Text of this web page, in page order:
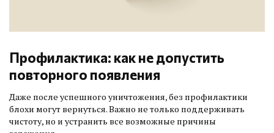
Профилактика: как не допустить
повторного появления
Даже после успешного уничтожения, без профилактики
блохи могут вернуться. Важно не только поддерживать
чистоту, но и устранить все возможные причины